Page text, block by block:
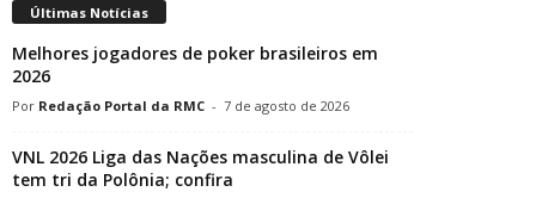
Últimas Notícias
Melhores jogadores de poker brasileiros em
2026
Redação Portal da RMC - 7 de agosto de 2026
VNL 2026 Liga das Nações masculina de Vôlei
tem tri da Polônia; confira